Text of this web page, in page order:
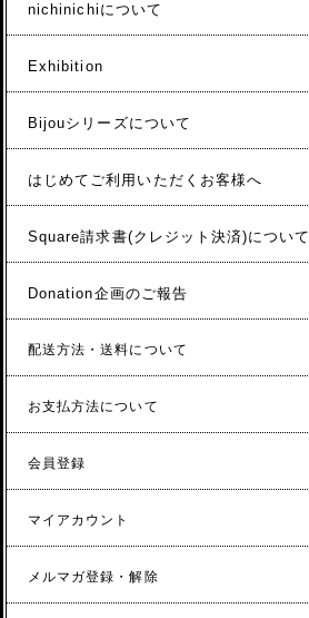
nichinichiについて
Exhibition
Bijouシリーズについて
はじめてご利用いただくお客様へ
Square請求書(クレジット決済)について
Donation企画のご報告
配送方法・送料について
お支払方法について
会員登録
マイアカウント
メルマガ登録・解除